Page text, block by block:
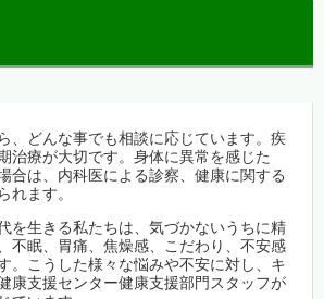
、どんな事でも相談に応じています。疾
治療が大切です。身体に異常を感じた
合は、内科医による診察、健康に関する
れます。
を生きる私たちは、気づかないうちに精
不眠、胃痛、焦燥感、こだわり、不安感
。こうした様々な悩みや不安に対し、キ
康支援センター健康支援部門スタッフが